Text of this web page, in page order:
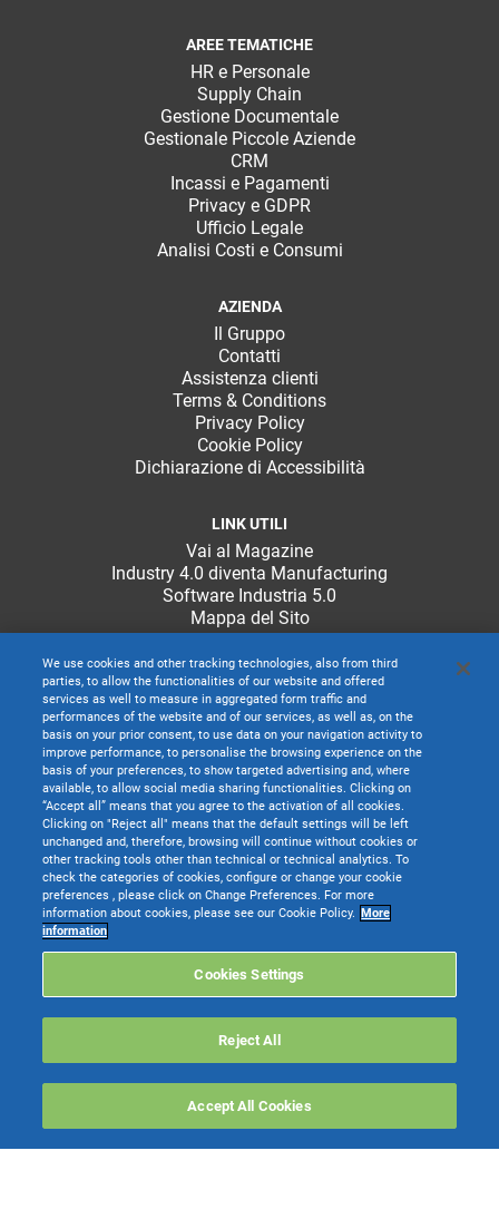
AREE TEMATICHE
HR e Personale
Supply Chain
Gestione Documentale
Gestionale Piccole Aziende
CRM
Incassi e Pagamenti
Privacy e GDPR
Ufficio Legale
Analisi Costi e Consumi
AZIENDA
Il Gruppo
Contatti
Assistenza clienti
Terms & Conditions
Privacy Policy
Cookie Policy
Dichiarazione di Accessibilità
LINK UTILI
Vai al Magazine
Industry 4.0 diventa Manufacturing
Software Industria 5.0
Mappa del Sito
TeamSystem S.p.A. società con socio unico soggetta all’attività di direzione e
coordinamento di TeamSystem Holdco S.p.A. - Cap. Soc. € 24.000.000 I.v. -
C.C.I.A.A. delle Marche - P.I. 01035310414
Sede Legale e Amministrativa: Via Sandro Pertini, 88 - 61122 Pesaro (PU) -
Websolute
We use cookies and other tracking technologies, also from third
parties, to allow the functionalities of our website and offered
services as well to measure in aggregated form traffic and
performances of the website and of our services, as well as, on the
basis on your prior consent, to use data on your navigation activity to
improve performance, to personalise the browsing experience on the
basis of your preferences, to show targeted advertising and, where
available, to allow social media sharing functionalities. Clicking on
“Accept all” means that you agree to the activation of all cookies.
Clicking on "Reject all" means that the default settings will be left
unchanged and, therefore, browsing will continue without cookies or
other tracking tools other than technical or technical analytics. To
check the categories of cookies, configure or change your cookie
preferences , please click on Change Preferences. For more
information about cookies, please see our Cookie Policy. More
information
Cookies Settings
Reject All
Accept All Cookies